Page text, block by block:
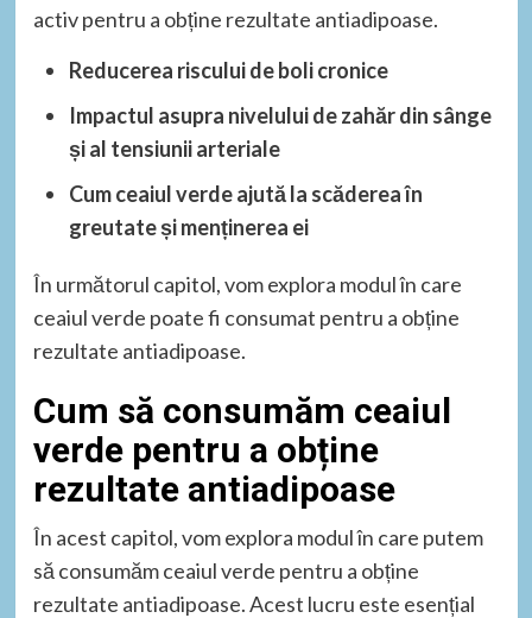
activ pentru a obține rezultate antiadipoase.
Reducerea riscului de boli cronice
Impactul asupra nivelului de zahăr din sânge
și al tensiunii arteriale
Cum ceaiul verde ajută la scăderea în
greutate și menținerea ei
În următorul capitol, vom explora modul în care
ceaiul verde poate fi consumat pentru a obține
rezultate antiadipoase.
Cum să consumăm ceaiul
verde pentru a obține
rezultate antiadipoase
În acest capitol, vom explora modul în care putem
să consumăm ceaiul verde pentru a obține
rezultate antiadipoase. Acest lucru este esențial